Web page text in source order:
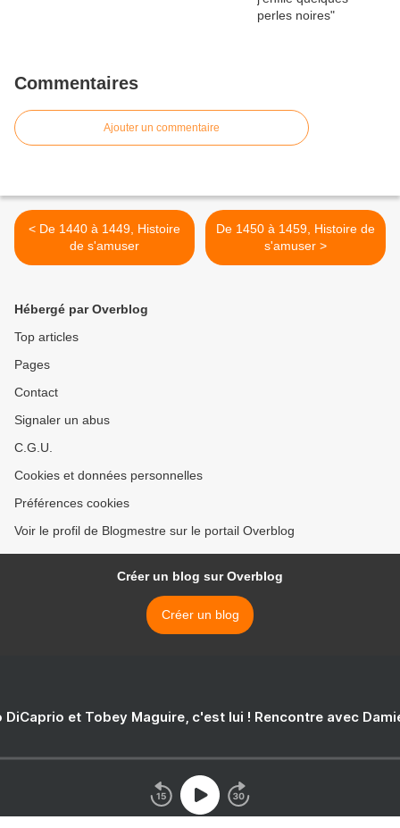
Commentaires
Ajouter un commentaire
< De 1440 à 1449, Histoire
de s'amuser
De 1450 à 1459, Histoire de
s'amuser >
Hébergé par Overblog
Top articles
Pages
Contact
Signaler un abus
C.G.U.
Cookies et données personnelles
Préférences cookies
Voir le profil de Blogmestre sur le portail Overblog
Créer un blog sur Overblog
Créer un blog
DiCaprio et Tobey Maguire, c'est lui ! Rencontre avec